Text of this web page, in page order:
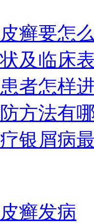
癣要怎
及临床
者怎样
方法有
银屑病
癣发病